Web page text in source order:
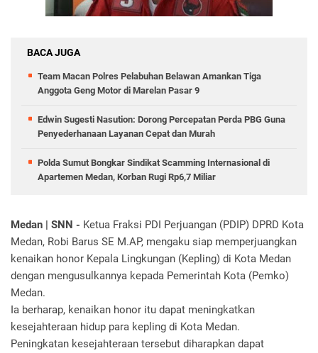
BACA JUGA
Team Macan Polres Pelabuhan Belawan Amankan Tiga
Anggota Geng Motor di Marelan Pasar 9
Edwin Sugesti Nasution: Dorong Percepatan Perda PBG Guna
Penyederhanaan Layanan Cepat dan Murah
Polda Sumut Bongkar Sindikat Scamming Internasional di
Apartemen Medan, Korban Rugi Rp6,7 Miliar
Medan | SNN - Ketua Fraksi PDI Perjuangan (PDIP) DPRD Kota
Medan, Robi Barus SE M.AP, mengaku siap memperjuangkan
kenaikan honor Kepala Lingkungan (Kepling) di Kota Medan
dengan mengusulkannya kepada Pemerintah Kota (Pemko)
Medan.
Ia berharap, kenaikan honor itu dapat meningkatkan
kesejahteraan hidup para kepling di Kota Medan.
Peningkatan kesejahteraan tersebut diharapkan dapat